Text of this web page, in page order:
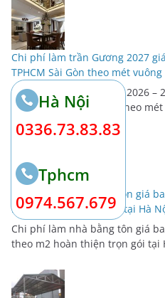
Chi phí làm trần Gương 2027
TPHCM Sài Gòn theo mét
Chi phí làm trần Gương 2026 –
Nội và TPHCM Sài Gòn theo
Chi phí làm nhà bằng tôn giá
m2 hoàn thiện trọn gói tại Hà
Chi phí làm nhà bằng tôn giá
theo m2 hoàn thiện trọn gói tại
Hà Nội
0336.73.83.83
Tphcm
0974.567.679